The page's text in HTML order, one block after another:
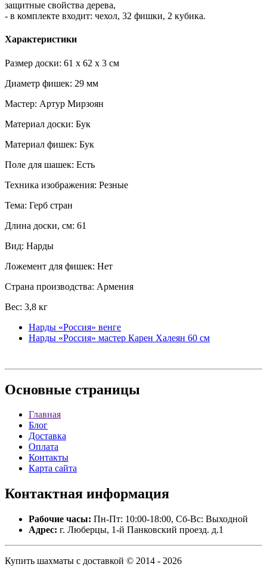
защитные свойства дерева,
- в комплекте входит: чехол, 32 фишки, 2 кубика.
Характеристики
Размер доски: 61 x 62 x 3 см
Диаметр фишек: 29 мм
Мастер: Артур Мирзоян
Материал доски: Бук
Материал фишек: Бук
Поле для шашек: Есть
Техника изображения: Резные
Тема: Герб стран
Длина доски, см: 61
Вид: Нарды
Ложемент для фишек: Нет
Страна производства: Армения
Вес: 3,8 кг
Нарды «Россия» венге
Нарды «Россия» мастер Карен Халеян 60 см
Основные страницы
Главная
Блог
Доставка
Оплата
Контакты
Карта сайта
Контактная информация
Рабочие часы: Пн-Пт: 10:00-18:00, Сб-Вс: Выходной
Адрес: г. Люберцы, 1-й Панковский проезд. д.1
Купить шахматы с доставкой © 2014 - 2026